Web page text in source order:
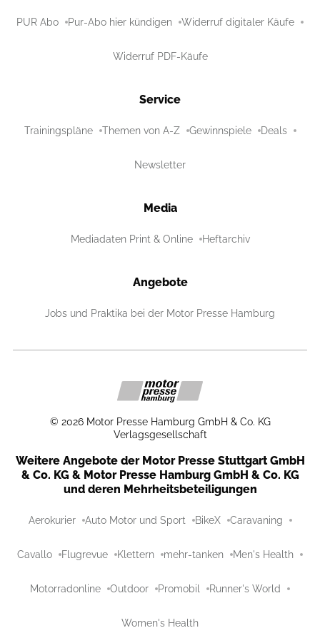
PUR Abo Pur-Abo hier kündigen Widerruf digitaler Käufe
Widerruf PDF-Käufe
Service
Trainingspläne Themen von A-Z Gewinnspiele Deals
Newsletter
Media
Mediadaten Print & Online Heftarchiv
Angebote
Jobs und Praktika bei der Motor Presse Hamburg
© 2026 Motor Presse Hamburg GmbH & Co. KG
Verlagsgesellschaft
Weitere Angebote der Motor Presse Stuttgart GmbH
& Co. KG & Motor Presse Hamburg GmbH & Co. KG
und deren Mehrheitsbeteiligungen
Aerokurier Auto Motor und Sport BikeX Caravaning
Cavallo Flugrevue Klettern mehr-tanken Men's Health
Motorradonline Outdoor Promobil Runner's World
Women's Health